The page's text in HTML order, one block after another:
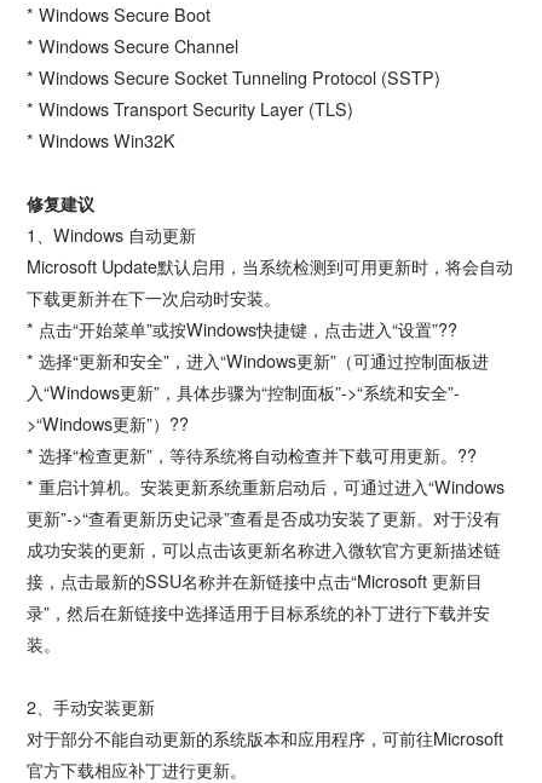
* Windows Secure Boot
* Windows Secure Channel
* Windows Secure Socket Tunneling Protocol (SSTP)
* Windows Transport Security Layer (TLS)
* Windows Win32K
修复建议
1、Windows 自动更新
Microsoft Update默认启用，当系统检测到可用更新时，将会自动
下载更新并在下一次启动时安装。
* 点击“开始菜单”或按Windows快捷键，点击进入“设置”??
* 选择“更新和安全”，进入“Windows更新”（可通过控制面板进
入“Windows更新”，具体步骤为“控制面板”->“系统和安全”-
>“Windows更新”）??
* 选择“检查更新”，等待系统将自动检查并下载可用更新。??
* 重启计算机。安装更新系统重新启动后，可通过进入“Windows
更新”->“查看更新历史记录”查看是否成功安装了更新。对于没有
成功安装的更新，可以点击该更新名称进入微软官方更新描述链
接，点击最新的SSU名称并在新链接中点击“Microsoft 更新目
录”，然后在新链接中选择适用于目标系统的补丁进行下载并安
装。
2、手动安装更新
对于部分不能自动更新的系统版本和应用程序，可前往Microsoft
官方下载相应补丁进行更新。